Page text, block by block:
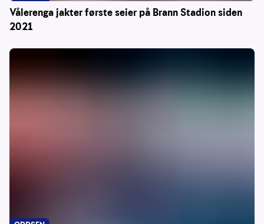
Vålerenga jakter første seier på Brann Stadion siden
2021